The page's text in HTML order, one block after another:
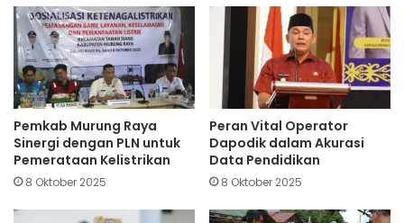
Pemkab Murung Raya
Sinergi dengan PLN untuk
Pemerataan Kelistrikan
8 Oktober 2025
Peran Vital Operator
Dapodik dalam Akurasi
Data Pendidikan
8 Oktober 2025